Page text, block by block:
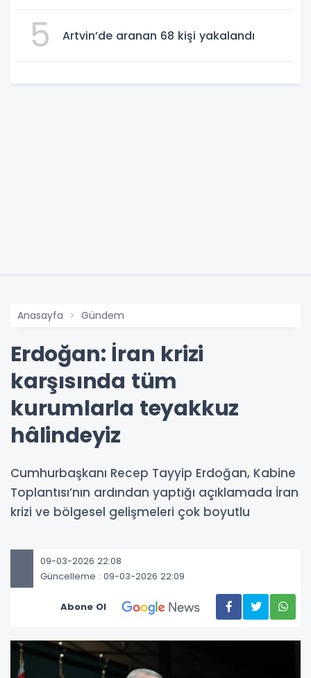
5 Artvin’de aranan 68 kişi yakalandı
Anasayfa Gündem
Erdoğan: İran krizi
karşısında tüm
kurumlarla teyakkuz
hâlindeyiz
Cumhurbaşkanı Recep Tayyip Erdoğan, Kabine
Toplantısı’nın ardından yaptığı açıklamada İran
krizi ve bölgesel gelişmeleri çok boyutlu
09-03-2026 22:08
Güncelleme : 09-03-2026 22:09
Abone Ol